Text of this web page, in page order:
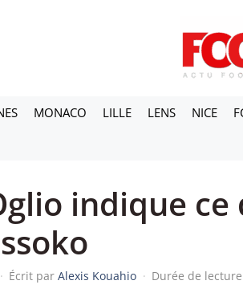
MONACO LILLE LENS NICE
indique
· Écrit parAlexis Kouahio · Durée de